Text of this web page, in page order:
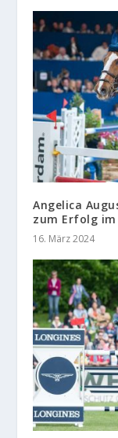
Angelica
zum Erfolg im
16. März 2024